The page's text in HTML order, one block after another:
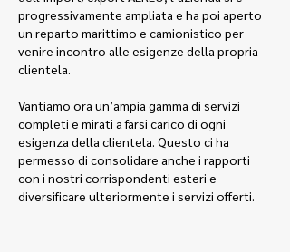
progressivamente ampliata e ha poi aperto
un reparto marittimo e camionistico per
venire incontro alle esigenze della propria
clientela.
Vantiamo ora un’ampia gamma di servizi
completi e mirati a farsi carico di ogni
esigenza della clientela. Questo ci ha
permesso di consolidare anche i rapporti
con i nostri corrispondenti esteri e
diversificare ulteriormente i servizi offerti.